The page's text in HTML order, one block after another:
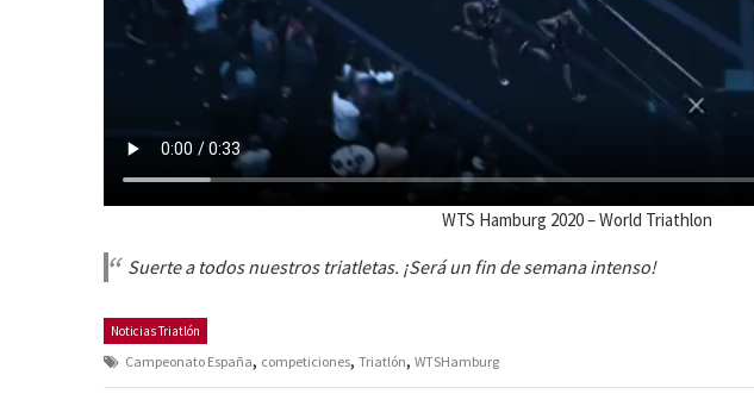
WTS Hamburg 2020 – World Triathlon
Suerte a todos nuestros triatletas. ¡Será un fin de semana intenso!
Noticias Triatlón
Campeonato España, competiciones, Triatlón, WTSHamburg